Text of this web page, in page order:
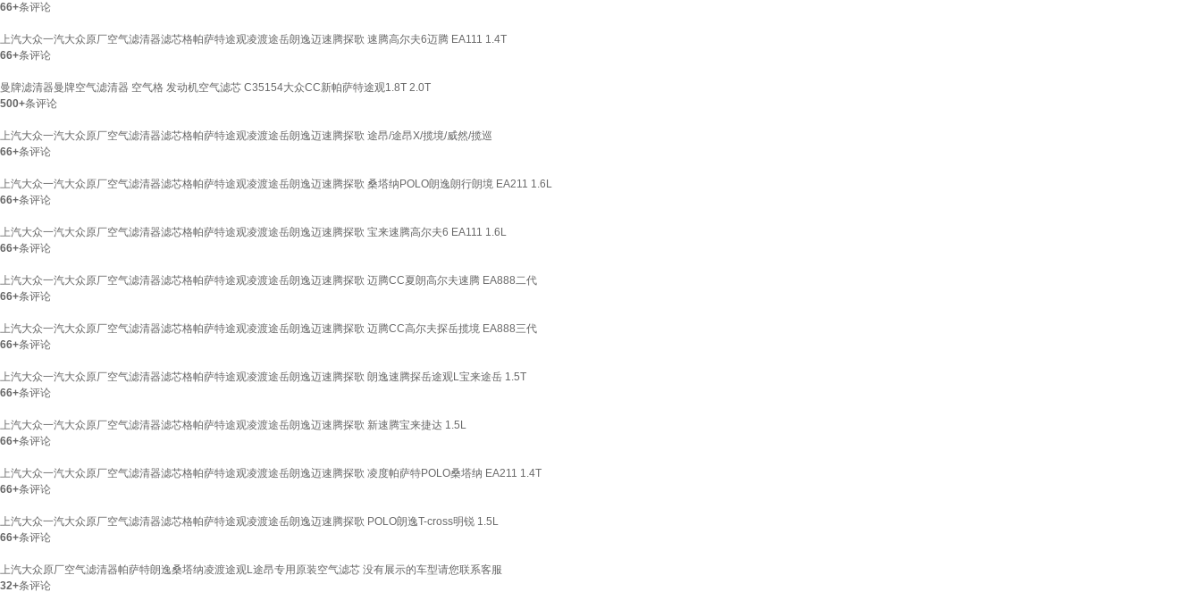
66+条评论
上汽大众一汽大众原厂空气滤清器滤芯格帕萨特途观凌渡途岳朗逸迈速腾探歌 速腾高尔夫6迈腾 EA111 1.4T
66+条评论
曼牌滤清器曼牌空气滤清器 空气格 发动机空气滤芯 C35154大众CC新帕萨特途观1.8T 2.0T
500+条评论
上汽大众一汽大众原厂空气滤清器滤芯格帕萨特途观凌渡途岳朗逸迈速腾探歌 途昂/途昂X/揽境/威然/揽巡
66+条评论
上汽大众一汽大众原厂空气滤清器滤芯格帕萨特途观凌渡途岳朗逸迈速腾探歌 桑塔纳POLO朗逸朗行朗境 EA211 1.6L
66+条评论
上汽大众一汽大众原厂空气滤清器滤芯格帕萨特途观凌渡途岳朗逸迈速腾探歌 宝来速腾高尔夫6 EA111 1.6L
66+条评论
上汽大众一汽大众原厂空气滤清器滤芯格帕萨特途观凌渡途岳朗逸迈速腾探歌 迈腾CC夏朗高尔夫速腾 EA888二代
66+条评论
上汽大众一汽大众原厂空气滤清器滤芯格帕萨特途观凌渡途岳朗逸迈速腾探歌 迈腾CC高尔夫探岳揽境 EA888三代
66+条评论
上汽大众一汽大众原厂空气滤清器滤芯格帕萨特途观凌渡途岳朗逸迈速腾探歌 朗逸速腾探岳途观L宝来途岳 1.5T
66+条评论
上汽大众一汽大众原厂空气滤清器滤芯格帕萨特途观凌渡途岳朗逸迈速腾探歌 新速腾宝来捷达 1.5L
66+条评论
上汽大众一汽大众原厂空气滤清器滤芯格帕萨特途观凌渡途岳朗逸迈速腾探歌 凌度帕萨特POLO桑塔纳 EA211 1.4T
66+条评论
上汽大众一汽大众原厂空气滤清器滤芯格帕萨特途观凌渡途岳朗逸迈速腾探歌 POLO朗逸T-cross明锐 1.5L
66+条评论
上汽大众原厂空气滤清器帕萨特朗逸桑塔纳凌渡途观L途昂专用原装空气滤芯 没有展示的车型请您联系客服
32+条评论